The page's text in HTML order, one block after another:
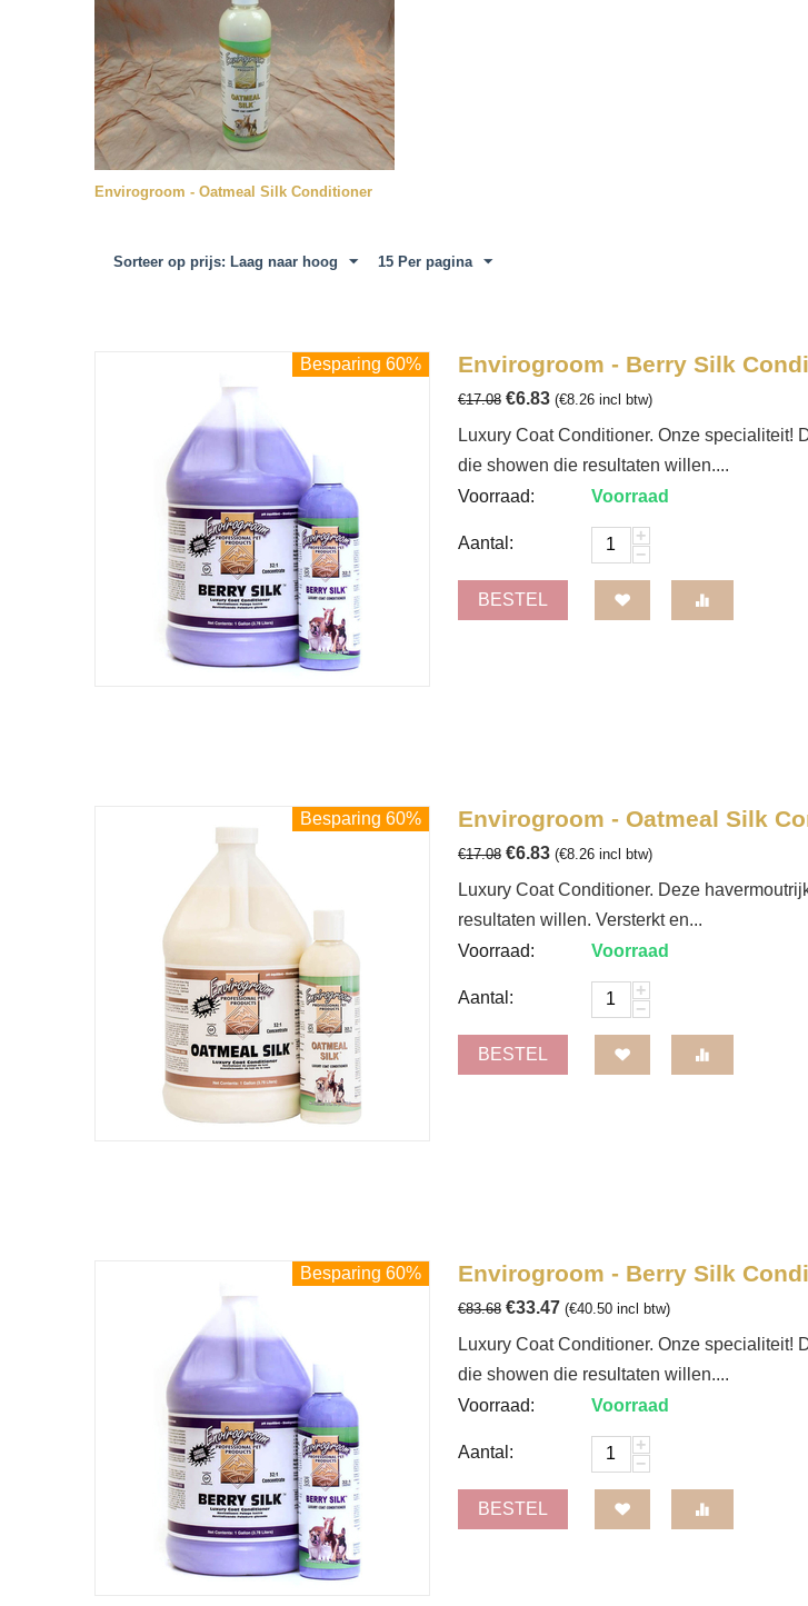
Envirogroom - Oatmeal Silk Conditioner
Sorteer op prijs: Laag naar hoog 15 Per pagina
Besparing 60% Envirogroom - Berry Silk
€17.08 €6.83 (€8.26incl btw)
Luxury Coat Conditioner. Onze specialiteit!
die showen die resultaten willen....
Voorraad:
Voorraad
Aantal:
+
−
BESTEL
Besparing 60% Envirogroom - Oatmeal Silk
€17.08 €6.83 (€8.26incl btw)
Luxury Coat Conditioner. Deze
resultaten willen. Versterkt en...
Voorraad:
Voorraad
Aantal:
+
−
BESTEL
Besparing 60% Envirogroom - Berry Silk
€83.68 €33.47 (€40.50incl btw)
Luxury Coat Conditioner. Onze specialiteit!
die showen die resultaten willen....
Voorraad:
Voorraad
Aantal:
+
−
BESTEL